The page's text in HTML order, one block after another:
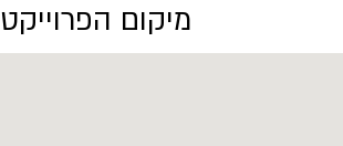
מיקום הפרוייקט